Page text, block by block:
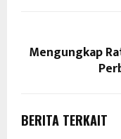
Mengungkap
BERITA TERKAIT